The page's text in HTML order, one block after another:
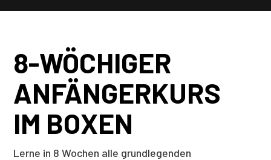
8-WÖCHIGER
ANFÄNGERKURS
IM BOXEN
Lerne in 8 Wochen alle grundlegenden